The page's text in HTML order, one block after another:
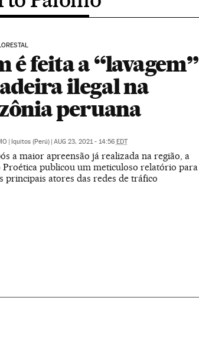
é feita a “lavagem”
ilegal na
peruana
| Iquitos (Perú) | AUG 23, 2021 - 14:56 EDT
a maior apreensão já realizada na região, a
Proética publicou um meticuloso relatório para
principais atores das redes de tráfico